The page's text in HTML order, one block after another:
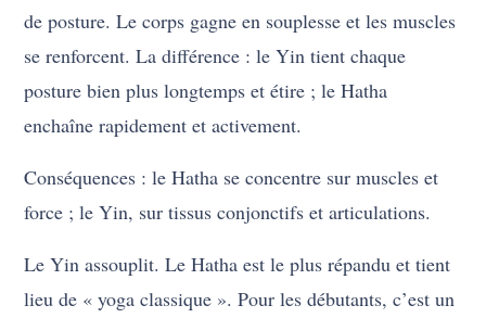
de posture. Le corps gagne en souplesse et les muscles
se renforcent. La différence : le Yin tient chaque
posture bien plus longtemps et étire ; le Hatha
enchaîne rapidement et activement.
Conséquences : le Hatha se concentre sur muscles et
force ; le Yin, sur tissus conjonctifs et articulations.
Le Yin assouplit. Le Hatha est le plus répandu et tient
lieu de « yoga classique ». Pour les débutants, c’est un